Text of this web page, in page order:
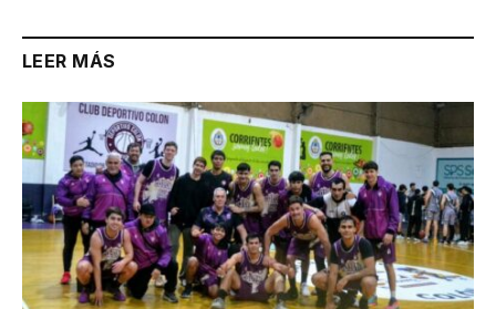
LEER MÁS